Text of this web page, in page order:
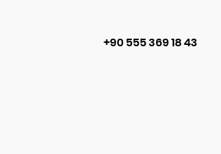
+90 555 369 18 43